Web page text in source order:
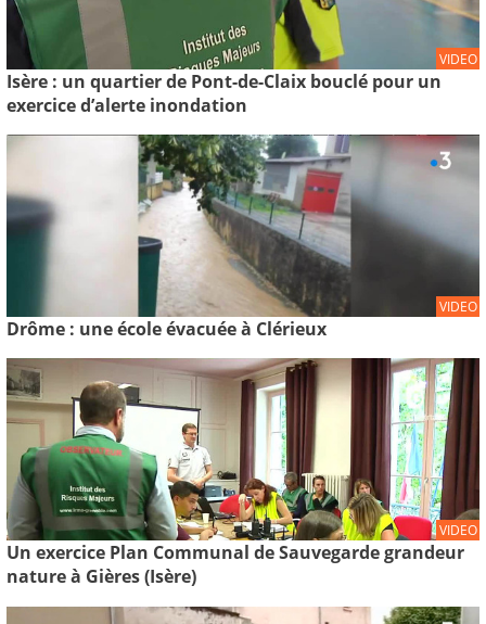
VIDEO
Isère : un quartier de Pont-de-Claix bouclé pour un
exercice d’alerte inondation
VIDEO
Drôme : une école évacuée à Clérieux
VIDEO
Un exercice Plan Communal de Sauvegarde grandeur
nature à Gières (Isère)